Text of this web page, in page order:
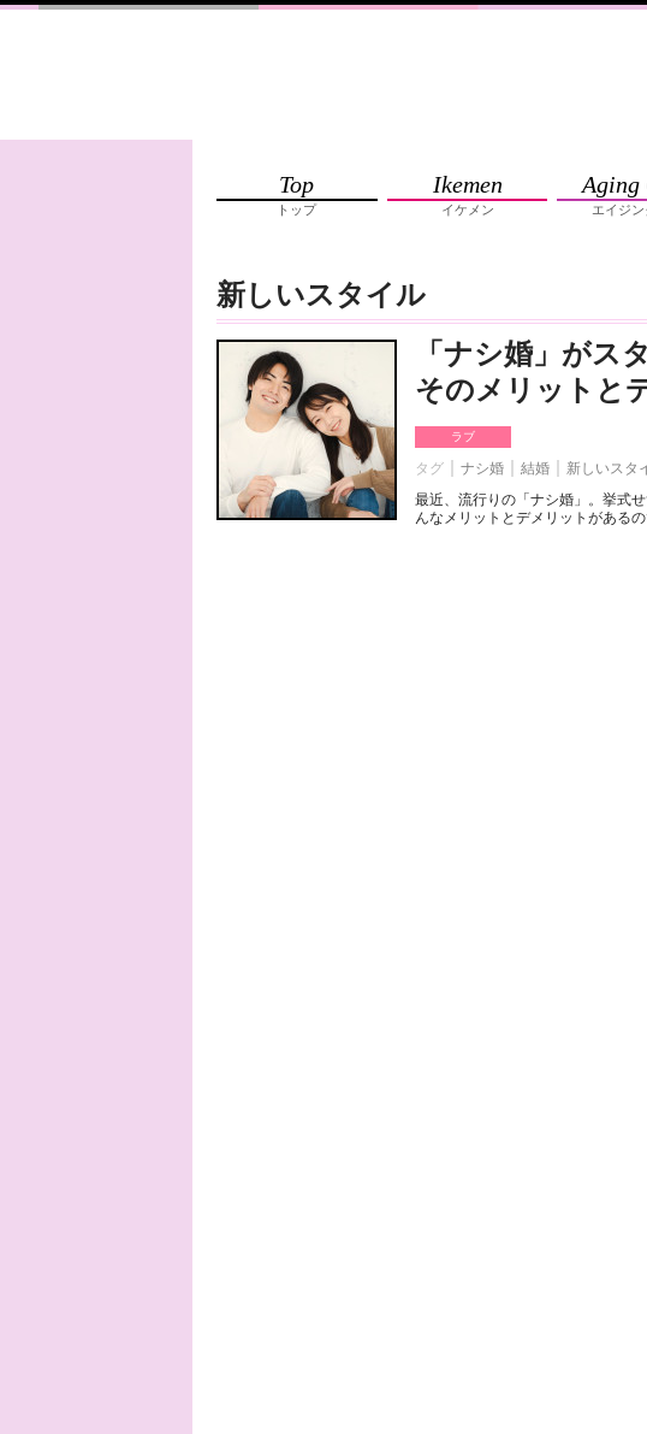
Top
トップ
Ikemen
イケメン
Aging
エイジ
新しいスタイル
「ナシ婚」がス
そのメリットと
ラブ
タグ ナシ婚 結婚 新しいスタ
最近、流行りの「ナシ婚」。挙式
んなメリットとデメリットがある